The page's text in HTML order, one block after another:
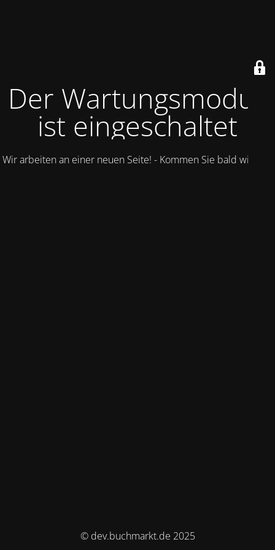
Der Wartungsmodus
ist eingeschaltet
Wir arbeiten an einer neuen Seite! - Kommen Sie bald wieder.
© dev.buchmarkt.de 2025